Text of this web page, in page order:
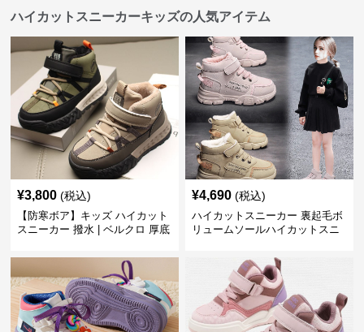
ハイカットスニーカーキッズの人気アイテム
¥3,800 (税込)
【防寒ボア】キッズ ハイカット
スニーカー 撥水 | ベルクロ 厚底
¥4,690 (税込)
ハイカットスニーカー 裏起毛ボ
リュームソールハイカットスニ